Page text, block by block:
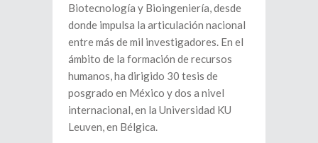
Biotecnología y Bioingeniería, desde
donde impulsa la articulación nacional
entre más de mil investigadores. En el
ámbito de la formación de recursos
humanos, ha dirigido 30 tesis de
posgrado en México y dos a nivel
internacional, en la Universidad KU
Leuven, en Bélgica.